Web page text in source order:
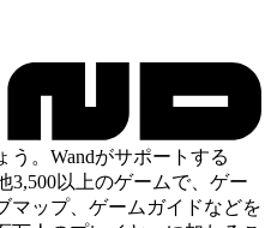
。Wandがサポートする
3,500以上のゲームで、ゲー
マップ、ゲームガイドなどを